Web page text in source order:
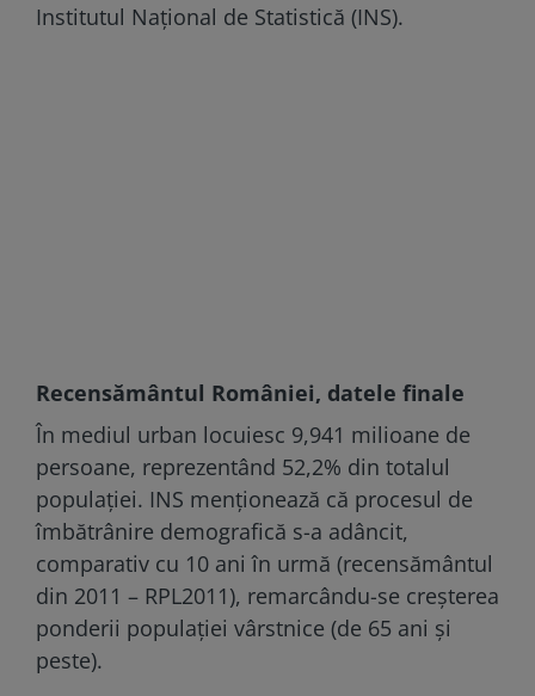
Institutul Naţional de Statistică (INS).
Recensământul României, datele finale
În mediul urban locuiesc 9,941 milioane de
persoane, reprezentând 52,2% din totalul
populaţiei. INS menţionează că procesul de
îmbătrânire demografică s-a adâncit,
comparativ cu 10 ani în urmă (recensământul
din 2011 – RPL2011), remarcându-se creşterea
ponderii populaţiei vârstnice (de 65 ani şi
peste).